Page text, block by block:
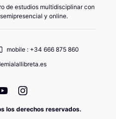
de estudios multidisciplinar con
y online.
mobile : +34 666 875 860
los derechos reservados.